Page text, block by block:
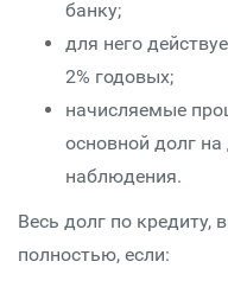
банку;
для него
2% годовых;
начисляемые
основной долг
наблюдения.
Весь долг по кредиту,
полностью, если: